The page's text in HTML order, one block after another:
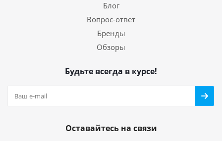
Блог
Вопрос-ответ
Бренды
Обзоры
Будьте всегда в курсе!
Оставайтесь на связи